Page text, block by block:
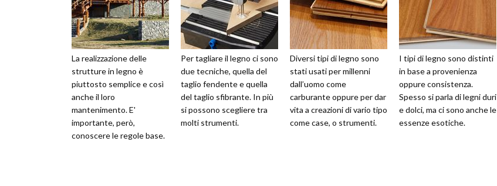
La realizzazione delle
strutture in legno è
piuttosto semplice e così
anche il loro
mantenimento. E'
importante, però,
conoscere le regole base.
Per tagliare il legno ci sono
due tecniche, quella del
taglio fendente e quella
del taglio sfibrante. In più
si possono scegliere tra
molti strumenti.
Diversi tipi di legno sono
stati usati per millenni
dall’uomo come
carburante oppure per dar
vita a creazioni di vario tipo
come case, o strumenti.
I tipi di legno sono distinti
in base a provenienza
oppure consistenza.
Spesso si parla di legni duri
e dolci, ma ci sono anche le
essenze esotiche.